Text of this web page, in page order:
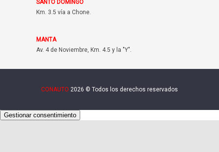
SANTO DOMINGO
Km. 3.5 vía a Chone.
MANTA
Av. 4 de Noviembre, Km. 4.5 y la "Y".
CONAUTO 2026 © Todos los derechos reservados
Gestionar consentimiento